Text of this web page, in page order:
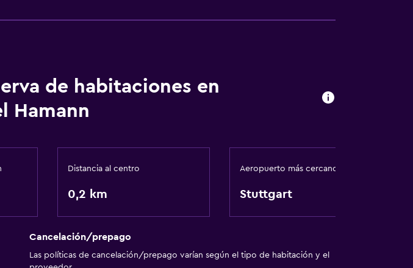
Baño
Gorro de baño
Cepillo de dientes
Baño privado
de habitaciones en
Hamann
Distancia al centro
0,2 km
Aeropuerto más cercano
Stuttgart
Cancelación/prepago
Las políticas de cancelación/prepago varían según el tipo de habitación y el